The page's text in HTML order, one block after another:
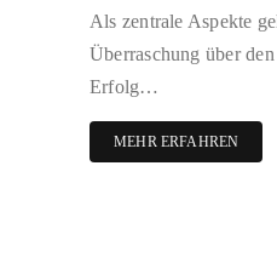
Als zentrale Aspekte
Überraschung über
Erfolg…
MEHR ERFAHREN